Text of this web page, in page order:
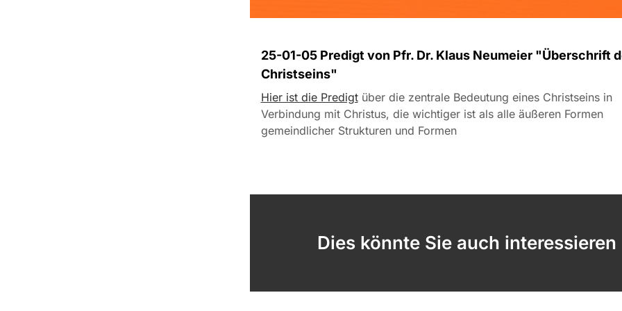
25-01-05 Predigt von Pfr. Dr. Klaus Neumeier "Überschrift
Christseins"
Hier ist die Predigtüber die zentrale Bedeutung eines Christseins in
Verbindung mit Christus, die wichtiger ist als alle äußeren Formen
gemeindlicher Strukturen und Formen
Dies könnte Sie auch interessieren